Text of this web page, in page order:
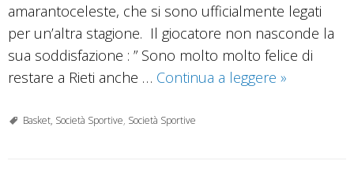
amarantoceleste, che si sono ufficialmente legati
per un’altra stagione. Il giocatore non nasconde la
sua soddisfazione : ” Sono molto molto felice di
restare a Rieti anche … Continua a leggere Stretta
»
Basket, Società Sportive, Società Sportive